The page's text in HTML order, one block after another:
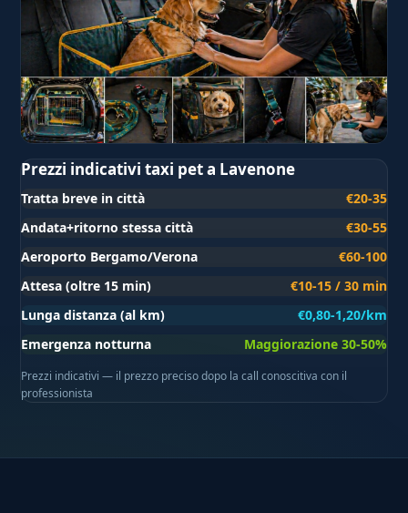
Prezzi indicativi taxi pet a Lavenone
Tratta breve in città
€20-35
Andata+ritorno stessa città
€30-55
Aeroporto Bergamo/Verona
€60-100
Attesa (oltre 15 min)
€10-15 / 30 min
Lunga distanza (al km)
€0,80-1,20/km
Emergenza notturna
Maggiorazione 30-50%
Prezzi indicativi — il prezzo preciso dopo la call conoscitiva con il
professionista